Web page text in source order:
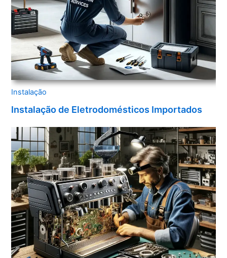
Instalação
Instalação de Eletrodomésticos Importados